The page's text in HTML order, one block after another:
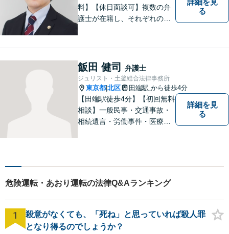
料】【休日面談可】複数の弁
護士が在籍し、それぞれの知
り、柔軟かつ現実的な対応を
可能にしています。
る
飯田 健司 弁護士
ジュリスト・土釜総合法律事務所
東京都 北区 田端駅 から徒歩4分
【田端駅徒歩4分】【初回無料
相談】一般民事・交通事故・
相続遺言・労働事件・医療問
籍し、複雑な問題にも対応可
能です。お困りごとがありま
したら、まずはご相談を。
詳細を見
る
危険運転・あおり運転の法律Q&Aランキング
1
殺意がなくても、「死ね」と思っていれば殺人罪
となり得るのでしょうか？